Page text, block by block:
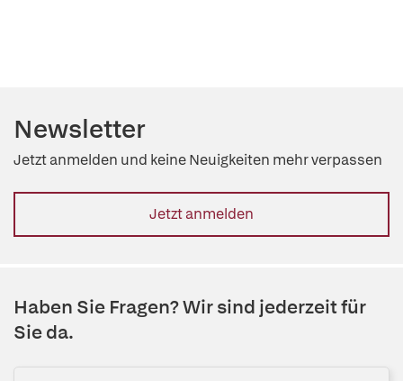
Newsletter
Jetzt anmelden und keine Neuigkeiten mehr verpassen
Jetzt anmelden
Haben Sie Fragen? Wir sind jederzeit für
Sie da.